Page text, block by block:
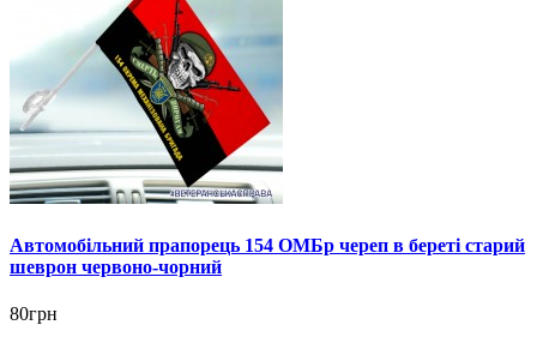
Автомобільний прапорець 154 ОМБр череп в береті старий
шеврон червоно-чорний
80грн